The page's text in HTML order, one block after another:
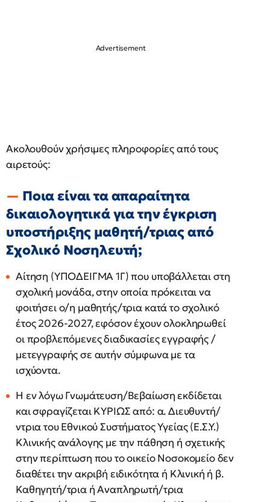
Ακολουθούν χρήσιμες πληροφορίες από τους
αιρετούς:
Ποια είναι τα απαραίτητα
δικαιολογητικά για την έγκριση
υποστήριξης μαθητή/τριας από
Σχολικό Νοσηλευτή;
Αίτηση (ΥΠΟΔΕΙΓΜΑ 1Γ) που υποβάλλεται στη
σχολική μονάδα, στην οποία πρόκειται να
φοιτήσει ο/η μαθητής/τρια κατά το σχολικό
έτος 2026-2027, εφόσον έχουν ολοκληρωθεί
οι προβλεπόμενες διαδικασίες εγγραφής /
μετεγγραφής σε αυτήν σύμφωνα με τα
ισχύοντα.
Η εν λόγω Γνωμάτευση/Βεβαίωση εκδίδεται
και σφραγίζεται ΚΥΡΙΩΣ από: α. Διευθυντή/
ντρια του Εθνικού Συστήματος Υγείας (Ε.Σ.Υ.)
Κλινικής ανάλογης με την πάθηση ή σχετικής
στην περίπτωση που το οικείο Νοσοκομείο δεν
διαθέτει την ακριβή ειδικότητα ή Κλινική ή β.
Καθηγητή/τρια ή Αναπληρωτή/τρια